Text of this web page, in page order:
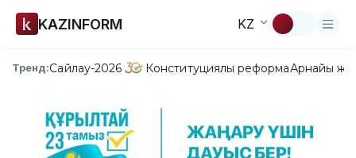
KAZINFORM KZ
Тренд:Сайлау-2026 Конституциялық реформаАрнайы